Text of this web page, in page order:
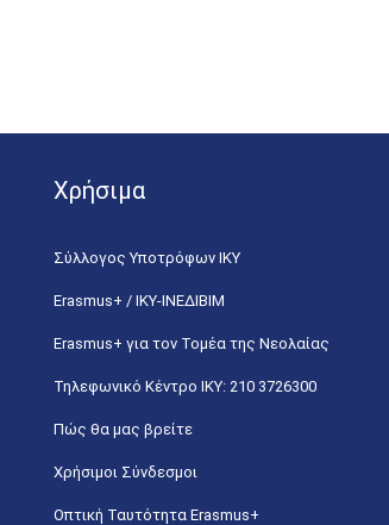
Χρήσιμα
Σύλλογος Υποτρόφων ΙΚΥ
Erasmus+ / ΙΚΥ-ΙΝΕΔΙΒΙΜ
Erasmus+ για τον Τομέα της Νεολαίας
Τηλεφωνικό Κέντρο IKY: 210 3726300
Πώς θα μας βρείτε
Χρήσιμοι Σύνδεσμοι
Οπτική Ταυτότητα Erasmus+